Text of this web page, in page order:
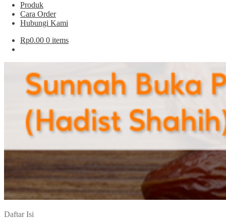
Produk
Cara Order
Hubungi Kami
Rp0.00 0 items
Daftar Isi